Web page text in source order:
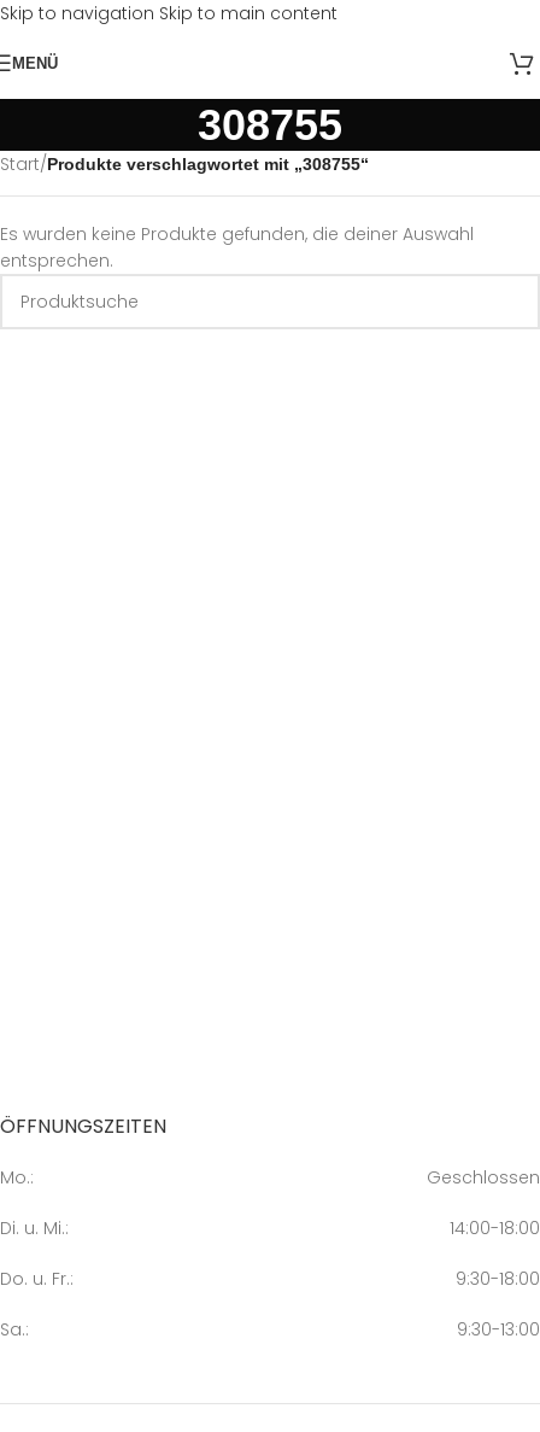
Skip to navigation Skip to main content
MENÜ
308755
Start/Produkte verschlagwortet mit „308755“
Es wurden keine Produkte gefunden, die deiner Auswahl
entsprechen.
ÖFFNUNGSZEITEN
Mo.: Geschlossen
Di. u. Mi.: 14:00-18:00
Do. u. Fr.: 9:30-18:00
Sa.: 9:30-13:00